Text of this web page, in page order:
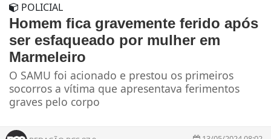
POLICIAL
Homem fica gravemente ferido após
ser esfaqueado por mulher em
Marmeleiro
O SAMU foi acionado e prestou os primeiros
socorros a vítima que apresentava ferimentos
graves pelo corpo